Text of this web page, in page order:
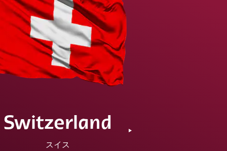
Switzerland
スイス